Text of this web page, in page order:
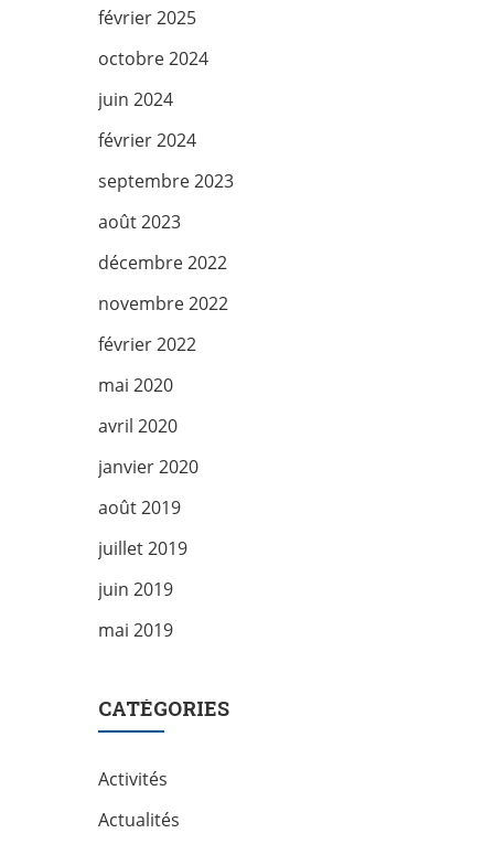
février 2025
octobre 2024
juin 2024
février 2024
septembre 2023
août 2023
décembre 2022
novembre 2022
février 2022
mai 2020
avril 2020
janvier 2020
août 2019
juillet 2019
juin 2019
mai 2019
CATÉGORIES
Activités
Actualités